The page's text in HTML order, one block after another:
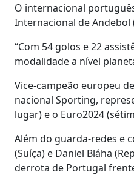
O internacional
Internacional de Andebol
“Com 54 golos e 22
modalidade a nível
Vice-campeão europeu
nacional Sporting,
lugar) e o Euro2024
Além do guarda-redes e
(Suíça) e Daniel Bláha
derrota de Portugal